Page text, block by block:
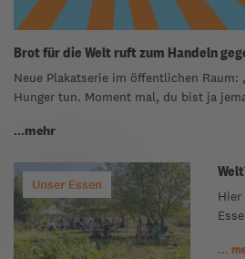
Brot für die Welt ruft zum Handeln
Neue Plakatserie im öffentlichen Raum:
Hunger tun. Moment mal, du bist ja
...mehr
Unser Essen
Hier
...